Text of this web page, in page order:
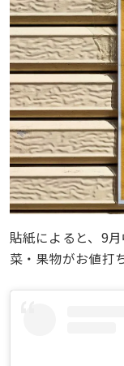
貼紙によると、9
菜・果物がお値打